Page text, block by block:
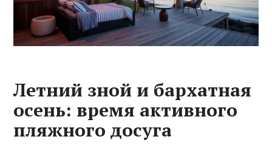
Летний зной и бархатная
осень: время активного
пляжного досуга